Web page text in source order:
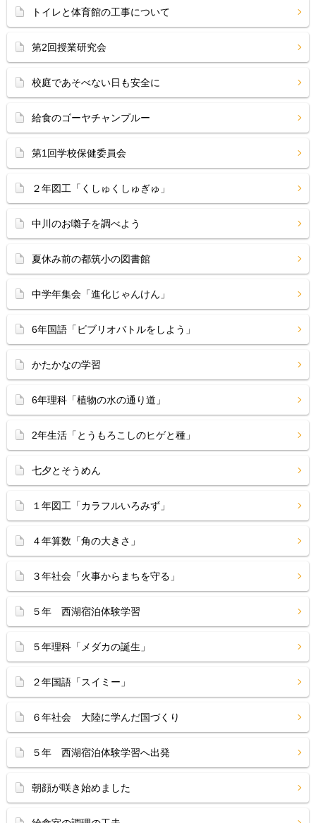
トイレと体育館の工事について
第2回授業研究会
校庭であそべない日も安全に
給食のゴーヤチャンプルー
第1回学校保健委員会
２年図工「くしゅくしゅぎゅ」
中川のお囃子を調べよう
夏休み前の都筑小の図書館
中学年集会「進化じゃんけん」
6年国語「ビブリオバトルをしよう」
かたかなの学習
6年理科「植物の水の通り道」
2年生活「とうもろこしのヒゲと種」
七夕とそうめん
１年図工「カラフルいろみず」
４年算数「角の大きさ」
３年社会「火事からまちを守る」
５年 西湖宿泊体験学習
５年理科「メダカの誕生」
２年国語「スイミー」
６年社会 大陸に学んだ国づくり
５年 西湖宿泊体験学習へ出発
朝顔が咲き始めました